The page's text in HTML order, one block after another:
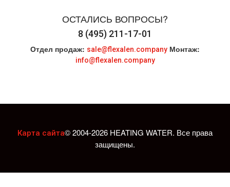
ОСТАЛИСЬ ВОПРОСЫ?
8 (495) 211-17-01
Отдел продаж: sale@flexalen.company Монтаж:
info@flexalen.company
Карта сайта© 2004-2026 HEATING WATER. Все права
защищены.